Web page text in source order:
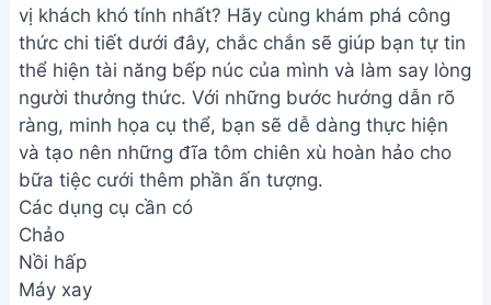
vị khách khó tính nhất? Hãy cùng khám phá công
thức chi tiết dưới đây, chắc chắn sẽ giúp bạn tự tin
thể hiện tài năng bếp núc của mình và làm say lòng
người thưởng thức. Với những bước hướng dẫn rõ
ràng, minh họa cụ thể, bạn sẽ dễ dàng thực hiện
và tạo nên những đĩa tôm chiên xù hoàn hảo cho
bữa tiệc cưới thêm phần ấn tượng.
Các dụng cụ cần có
Chảo
Nồi hấp
Máy xay